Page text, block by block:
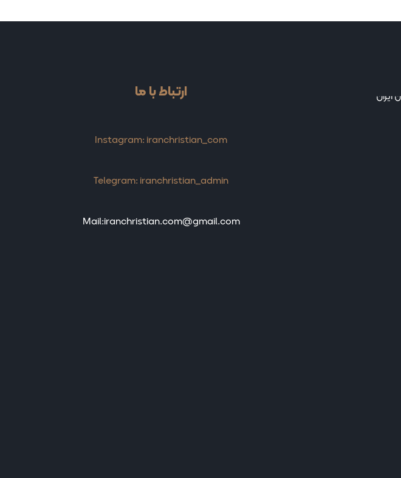
ارتباط با ما
Instagram: iranchristian_com
Telegram: iranchristian_admin
Mail:iranchristian.com@gmail.com